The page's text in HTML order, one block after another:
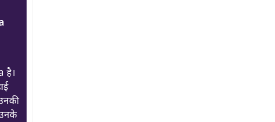
है।
उनके